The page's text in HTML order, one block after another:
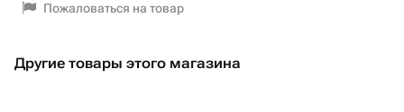
Пожаловаться на товар
Другие товары этого магазина